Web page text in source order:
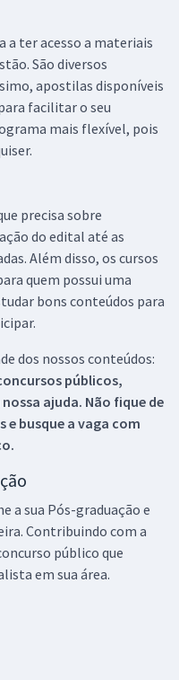
a ter acesso a materiais
São diversos
apostilas disponíveis
facilitar o seu
mais flexível, pois
precisa sobre
do edital até as
Além disso, os cursos
quem possui uma
bons conteúdos para
dos nossos conteúdos:
públicos,
ajuda. Não fique de
e busque a vaga com
a sua Pós-graduação e
Contribuindo com a
público que
em sua área.